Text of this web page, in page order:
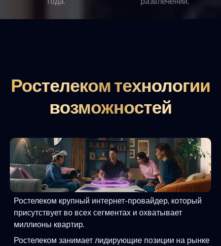
Ростелеком технологии
возможностей
Ростелеком крупный интернет-провайдер, который
присутствует во всех сегментах и охватывает
миллионы квартир.
Ростелеком занимает лидирующие позиции на рынке